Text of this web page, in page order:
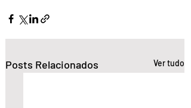
Posts Relacionados Ver tudo